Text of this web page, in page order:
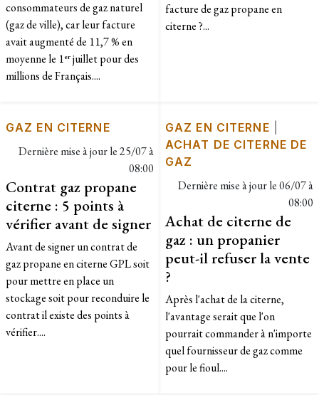
consommateurs de gaz naturel
(gaz de ville), car leur facture
avait augmenté de 11,7 % en
moyenne le 1ᵉʳ juillet pour des
millions de Français....
facture de gaz propane en
citerne ?...
GAZ EN CITERNE
Dernière mise à jour le25/07 à
08:00
Contrat gaz propane
citerne : 5 points à
vérifier avant de signer
Avant de signer un contrat de
gaz propane en citerne GPL soit
pour mettre en place un
stockage soit pour reconduire le
contrat il existe des points à
vérifier....
GAZ EN CITERNE
ACHAT DE CITERNE DE
GAZ
Dernière mise à jour le06/07 à
08:00
Achat de citerne de
gaz : un propanier
peut-il refuser la vente
?
Après l'achat de la citerne,
l'avantage serait que l'on
pourrait commander à n'importe
quel fournisseur de gaz comme
pour le fioul....